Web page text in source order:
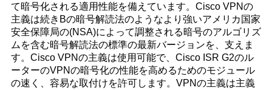
い
ニ
ュ
て暗号化される適用性能を備えています。Cisco VPNの
主義は続きBの暗号解読法のようなより強いアメリカ国家
安全保障局の(NSA)によって調整される暗号のアルゴリズ
ムを含む暗号解読法の標準の最新バージョンを、支えま
す。Cisco VPNの主義は使用可能で、Cisco ISR G2のル
ーターのVPNの暗号化の性能を高めるためのモジュール
の速く、容易な取付けを許可します。VPNの主義は主義